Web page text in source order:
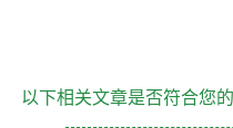
以下相关文章是否符合您